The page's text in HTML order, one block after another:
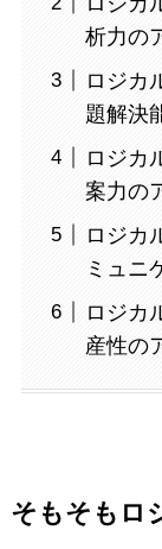
析力の
ロジカ
題解決
ロジカ
案力の
ロジカ
ミュニ
ロジカ
産性の
そもそもロ